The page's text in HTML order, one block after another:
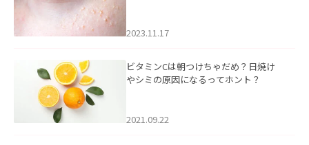
2023.11.17
ビタミンCは朝つけちゃだめ？日焼け
やシミの原因になるってホント？
2021.09.22